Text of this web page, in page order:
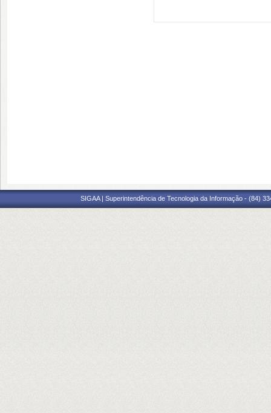
SIGAA | Superintendência de Tecnologia da Informação - (84)